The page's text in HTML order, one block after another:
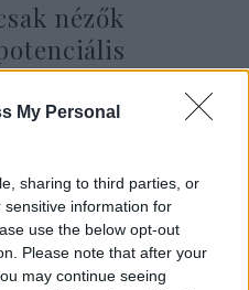
My Personal
sharing to third parties, or
information for
use the below opt-out
Please note that after your
may continue seeing
nézők
következő
a
hogyan lehet a